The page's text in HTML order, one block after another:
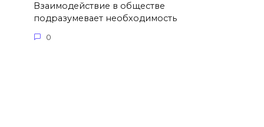
Взаимодействие в обществе
подразумевает необходимость
0